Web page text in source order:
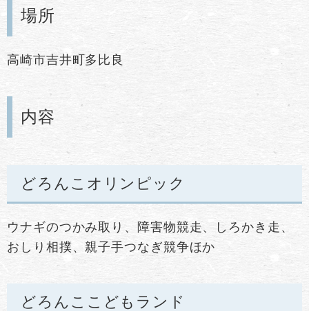
場所
高崎市吉井町多比良
内容
どろんこオリンピック
ウナギのつかみ取り、障害物競走、しろかき走、
おしり相撲、親子手つなぎ競争ほか
どろんここどもランド